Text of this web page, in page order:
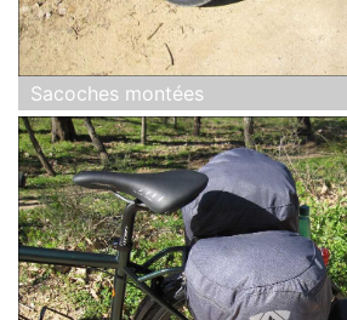
Sacoches montées